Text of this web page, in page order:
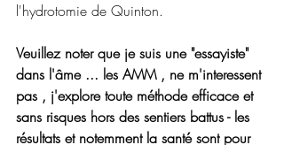
l'hydrotomie de Quinton.
Veuillez noter que je suis une "essayiste"
dans l'âme ... les AMM , ne m'interessent
pas , j'explore toute méthode efficace et
sans risques hors des sentiers battus - les
résultats et notemment la santé sont pour